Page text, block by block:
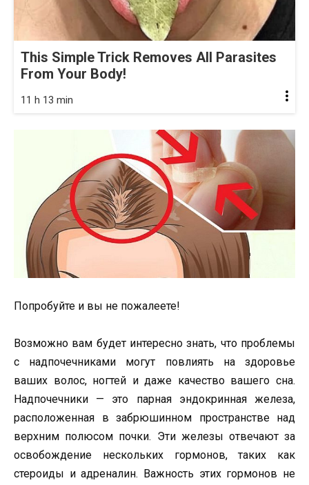
This Simple Trick Removes All Parasites
From Your Body!
11 h 13 min
Попробуйте и вы не пожалеете!
Возможно вам будет интересно знать, что проблемы
с надпочечниками могут повлиять на здоровье
ваших волос, ногтей и даже качество вашего сна.
Надпочечники — это парная эндокринная железа,
расположенная в забрюшинном пространстве над
верхним полюсом почки. Эти железы отвечают за
освобождение нескольких гормонов, таких как
стероиды и адреналин. Важность этих гормонов не